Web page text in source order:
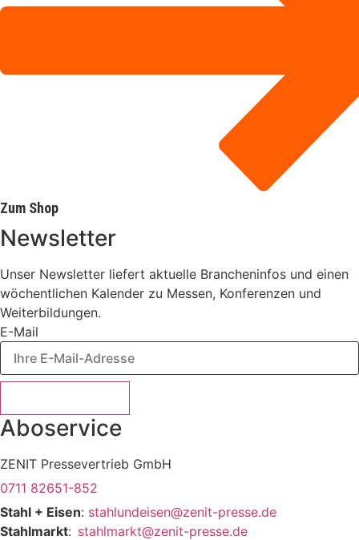
Zum Shop
Newsletter
Unser Newsletter liefert aktuelle Brancheninfos und einen
wöchentlichen Kalender zu Messen, Konferenzen und
Weiterbildungen.
E-Mail
Aboservice
ZENIT Pressevertrieb GmbH
0711 82651-852
Stahl + Eisen: stahlundeisen@zenit-presse.de
Stahlmarkt: stahlmarkt@zenit-presse.de